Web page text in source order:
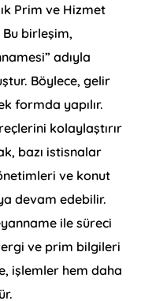
Prim ve Hizmet
birleşim,
adıyla
Böylece, gelir
formda yapılır.
kolaylaştırır
bazı istisnalar
ve konut
devam edebilir.
ile süreci
ve prim bilgileri
işlemler hem daha